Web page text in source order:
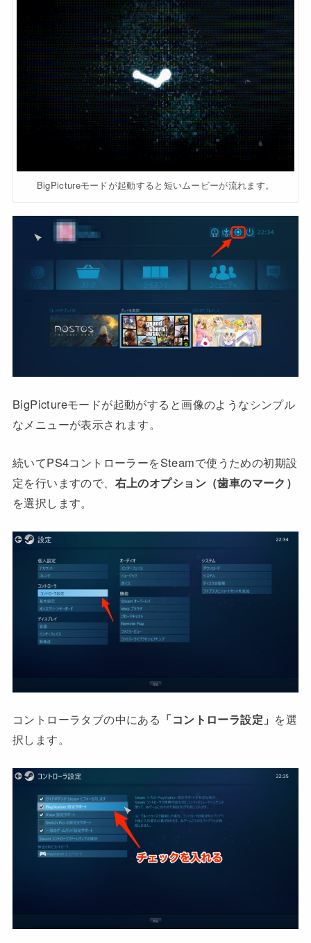
BigPictureモードが起動すると短いムービーが流れます。
BigPictureモードが起動がすると画像のようなシンプル
なメニューが表示されます。
続いてPS4コントローラーをSteamで使うための初期設
定を行いますので、 右上のオプション（歯車のマーク）
を選択します。
コントローラタブの中にある 「コントローラ設定」 を選
択します。